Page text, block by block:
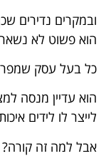
ובמקרים נדירים
הוא פשוט לא נשאר
כל בעל עסק
הוא עדיין מנסה
לייצר לו לידים
אבל למה זה קורה?